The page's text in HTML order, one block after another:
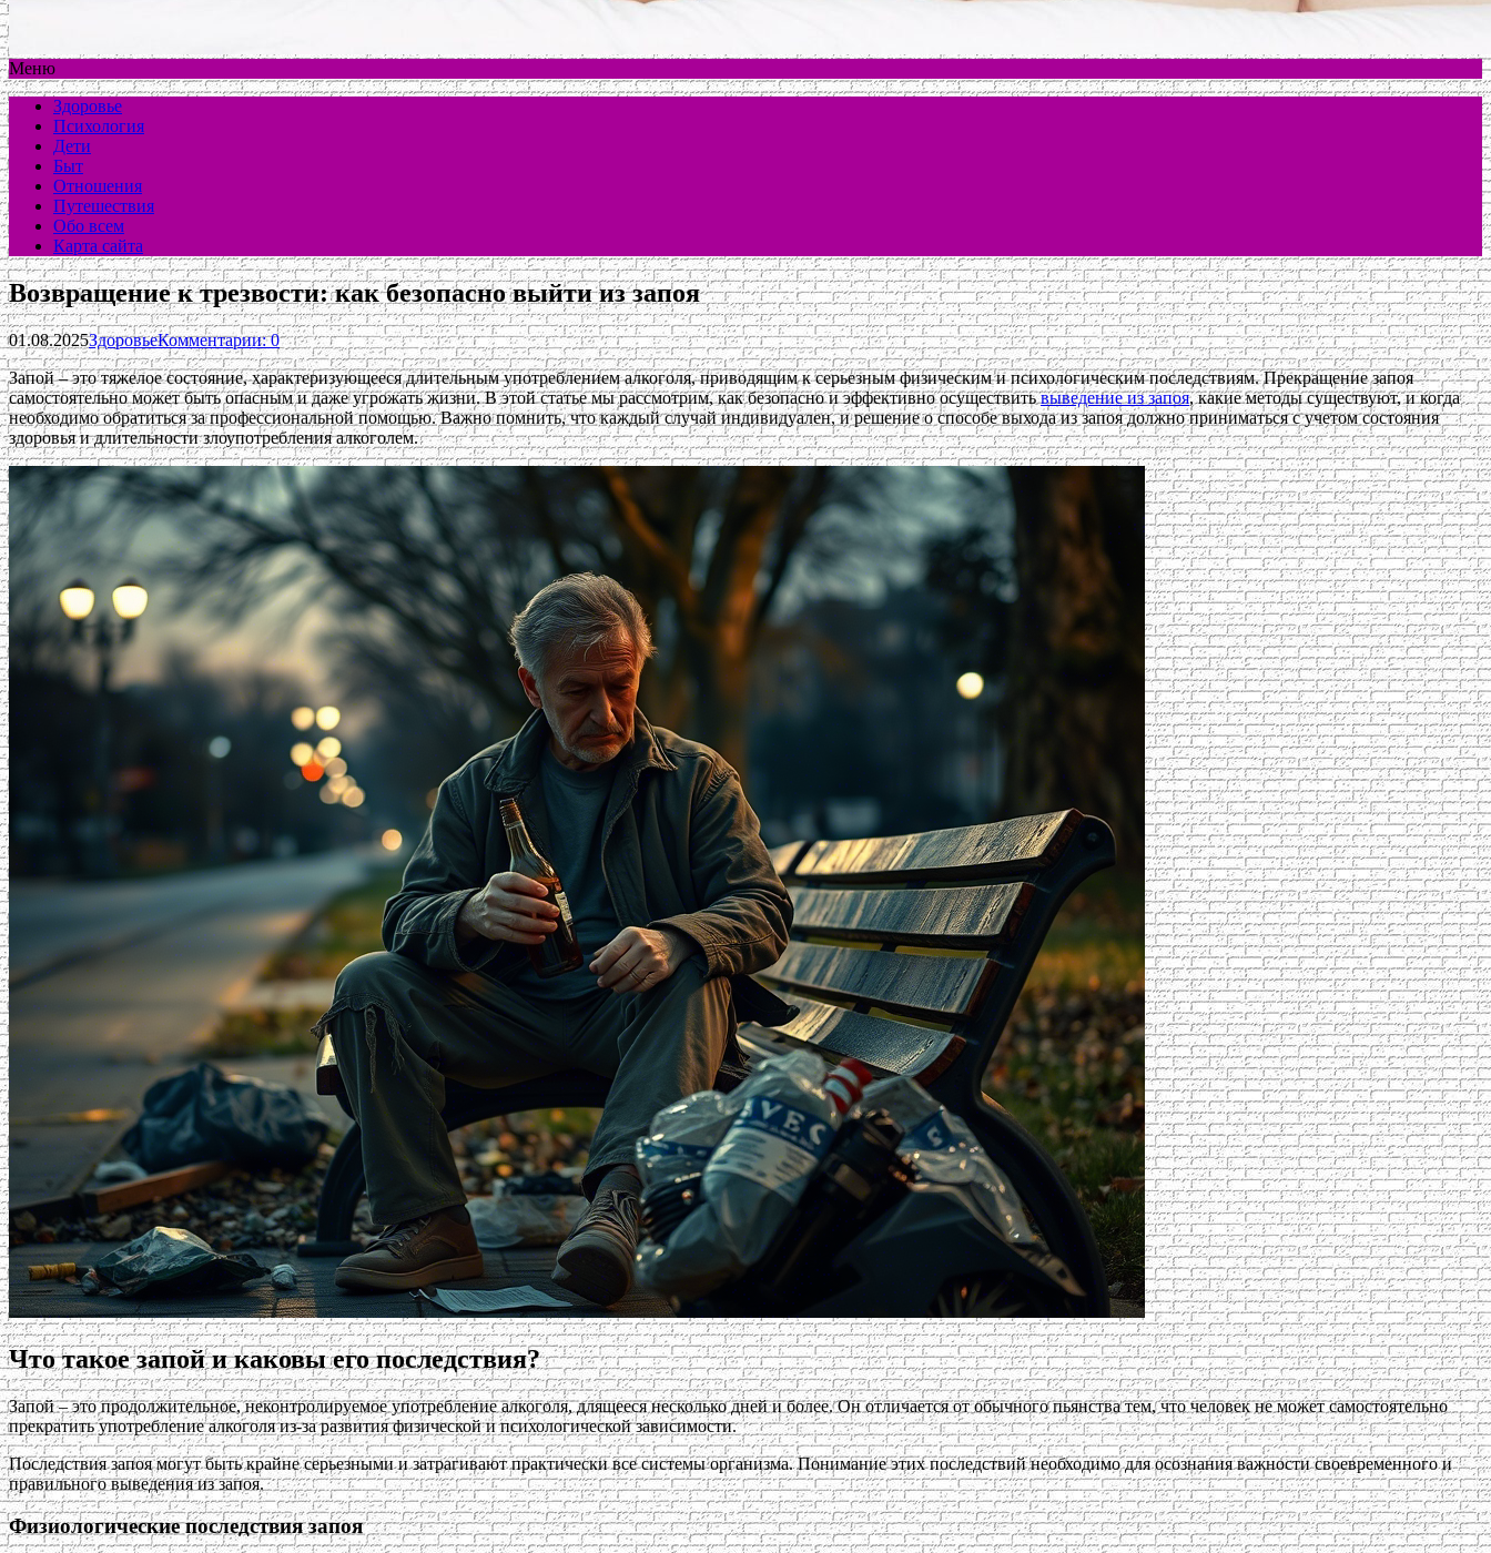
Меню
Здоровье
Психология
Дети
Быт
Отношения
Путешествия
Обо всем
Карта сайта
Возвращение к трезвости: как безопасно выйти из запоя
01.08.2025ЗдоровьеКомментарии: 0
Запой – это тяжелое состояние, характеризующееся длительным употреблением алкоголя, приводящим к серьезным физическим и психологическим последствиям. Прекращение запоя
самостоятельно может быть опасным и даже угрожать жизни. В этой статье мы рассмотрим, как безопасно и эффективно осуществитьвыведение из запоя, какие методы существуют, и когда
необходимо обратиться за профессиональной помощью. Важно помнить, что каждый случай индивидуален, и решение о способе выхода из запоя должно приниматься с учетом состояния
здоровья и длительности злоупотребления алкоголем.
Что такое запой и каковы его последствия?
Запой – это продолжительное, неконтролируемое употребление алкоголя, длящееся несколько дней и более. Он отличается от обычного пьянства тем, что человек не может самостоятельно
прекратить употребление алкоголя из-за развития физической и психологической зависимости.
Последствия запоя могут быть крайне серьезными и затрагивают практически все системы организма. Понимание этих последствий необходимо для осознания важности своевременного и
правильного выведения из запоя.
Физиологические последствия запоя